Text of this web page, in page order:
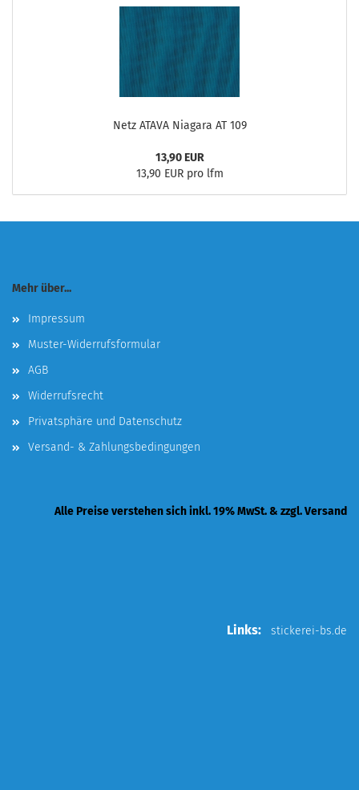
Netz ATAVA Niagara AT 109
13,90 EUR
13,90 EUR pro lfm
Mehr über...
Impressum
Muster-Widerrufsformular
AGB
Widerrufsrecht
Privatsphäre und Datenschutz
Versand- & Zahlungsbedingungen
Alle Preise verstehen sich inkl. 19% MwSt. & zzgl. Versand
Links: stickerei-bs.de